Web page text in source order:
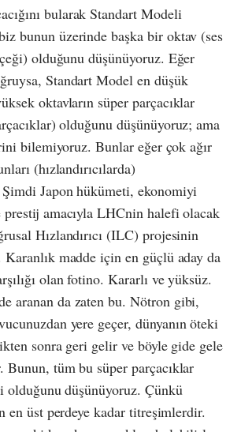
bularak Standart Modeli
bunun üzerinde başka bir oktav (ses
olduğunu düşünüyoruz. Eğer
Standart Model en düşük
oktavların süper parçacıklar
olduğunu düşünüyoruz; ama
bilemiyoruz. Bunlar eğer çok ağır
(hızlandırıcılarda)
Japon hükümeti, ekonomiyi
prestij amacıyla LHCnin halefi olacak
Hızlandırıcı (ILC) projesinin
Karanlık madde için en güçlü aday da
olan fotino. Kararlı ve yüksüz.
aranan da zaten bu. Nötron gibi,
yere geçer, dünyanın öteki
sonra geri gelir ve böyle gide gele
Bunun, tüm bu süper parçacıklar
olduğunu düşünüyoruz. Çünkü
en üst perdeye kadar titreşimlerdir.